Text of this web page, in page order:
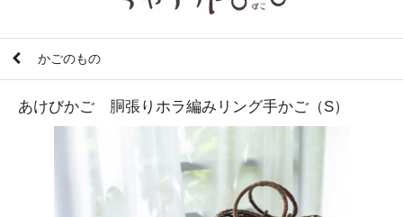
かごのもの
あけびかご 胴張りホラ編みリング手かご（S）